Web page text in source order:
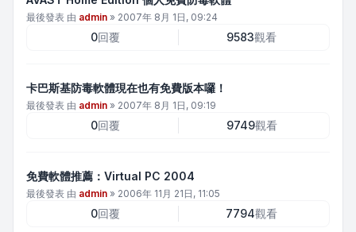
最後發表 由 admin » 2007年 8月 1日, 09:24
0回覆 9583觀看
卡巴斯基防毒軟體現在也有免費版本囉！
最後發表 由 admin » 2007年 8月 1日, 09:19
0回覆 9749觀看
免費軟體推薦：Virtual PC 2004
最後發表 由 admin » 2006年 11月 21日, 11:05
0回覆 7794觀看